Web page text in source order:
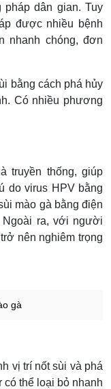
pháp dân gian. Tuy
được nhiều bệnh
nhanh chóng, đơn
bằng cách phá hủy
Có nhiều phương
truyền thống, giúp
do virus HPV bằng
mào gà bằng điện
ra, với người
nên nghiêm trọng
gà
vị trí nốt sùi và phá
có thể loại bỏ nhanh